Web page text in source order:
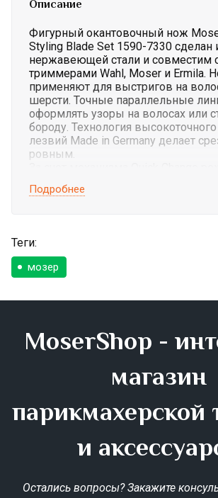
Описание
Фигурный окантовочный нож
Styling Blade Set 1590-7330 сделан
нержавеющей стали и совместим
триммерами Wahl, Moser и Ermila.
применяют для выстригов на
шерсти. Точные параллельные
оформлять узоры на волосах или
бороду. Технология
лезвий Made in Germany делает
ровным.
легко снимается для замены,
очистки.
Совместимость с машинками:
(NEOLiner, Prima), 1591 (ChroMini,
ChroMini Pro 2), 1591-0070 T-CUT;
Длинна среза: 0.4 мм
Подробнее
Теги:
мозер
MoserShop -
магазин
парикмахерской
и
Остались вопросы? Закажите